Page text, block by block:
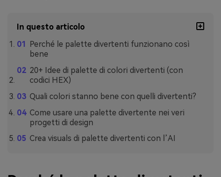
In questo articolo
Perché le palette divertenti funzionano così
bene
20+ Idee di palette di colori divertenti (con
codici HEX)
Quali colori stanno bene con quelli divertenti?
Come usare una palette divertente nei veri
progetti di design
Crea visuals di palette divertenti con l’AI